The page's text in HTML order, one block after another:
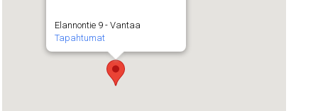
Elannontie 9 - Vantaa
Tapahtumat